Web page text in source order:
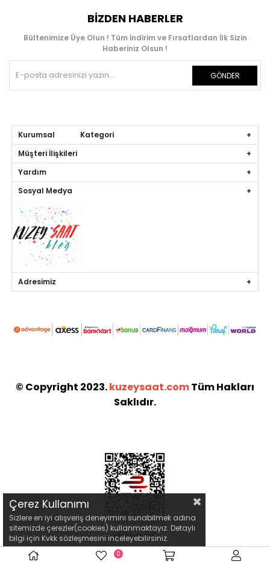
BIZDEN HABERLER
Bültenimize Üye Olun ! Tüm İndirim ve Fırsatlardan İlk Sizin
Haberiniz Olsun !
GÖNDER
Kurumsal Kategori
Müşteri İlişkileri
Yardım
Sosyal Medya
Adresimiz
© Copyright 2023.kuzeysaat.comTüm Hakları
Saklıdır.
Çerez Kullanımı
Sizlere en iyi alışveriş deneyimini sunabilmek adına
sitemizde çerezler(cookies) kullanmaktayız. Detaylı
bilgi için Kvkk sözleşmesini inceleyebilirsiniz.
0